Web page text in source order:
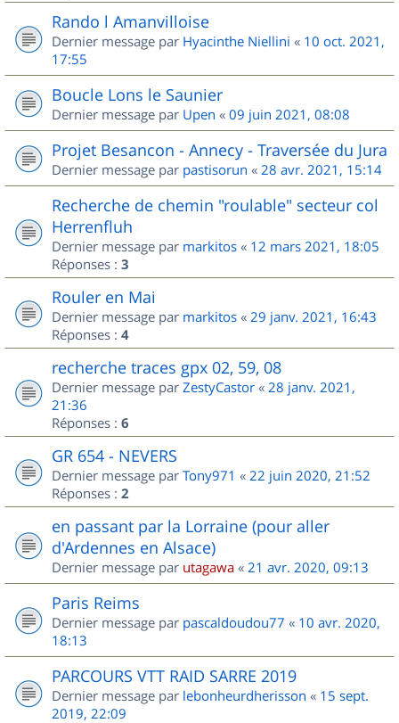
Rando l Amanvilloise
Dernier message par Hyacinthe Niellini « 10 oct. 2021,
17:55
Boucle Lons le Saunier
Dernier message par Upen « 09 juin 2021, 08:08
Projet Besancon - Annecy - Traversée du Jura
Dernier message par pastisorun « 28 avr. 2021, 15:14
Recherche de chemin "roulable" secteur col
Herrenfluh
Dernier message par markitos « 12 mars 2021, 18:05
Réponses : 3
Rouler en Mai
Dernier message par markitos « 29 janv. 2021, 16:43
Réponses : 4
recherche traces gpx 02, 59, 08
Dernier message par ZestyCastor « 28 janv. 2021,
21:36
Réponses : 6
GR 654 - NEVERS
Dernier message par Tony971 « 22 juin 2020, 21:52
Réponses : 2
en passant par la Lorraine (pour aller
d'Ardennes en Alsace)
Dernier message par utagawa « 21 avr. 2020, 09:13
Paris Reims
Dernier message par pascaldoudou77 « 10 avr. 2020,
18:13
PARCOURS VTT RAID SARRE 2019
Dernier message par lebonheurdherisson « 15 sept.
2019, 22:09